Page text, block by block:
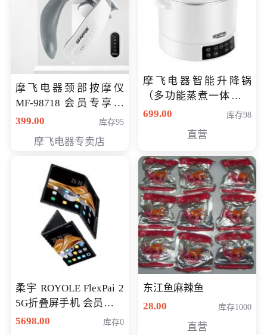
摩飞电器颈部按摩仪
MF-98718 会员专享价
299元
399.00 库存95
摩飞电器专卖店
摩飞电器智能升降锅
（多功能蒸煮一体锅）
（智能升降养生锅） 会
699.00 库存98
直营
柔宇 ROYOLE FlexPai 2
5G折叠屏手机 会员专享
购买价格 4998元
5698.00 库存0
东江鱼麻辣鱼
28.00
库存1000
直营